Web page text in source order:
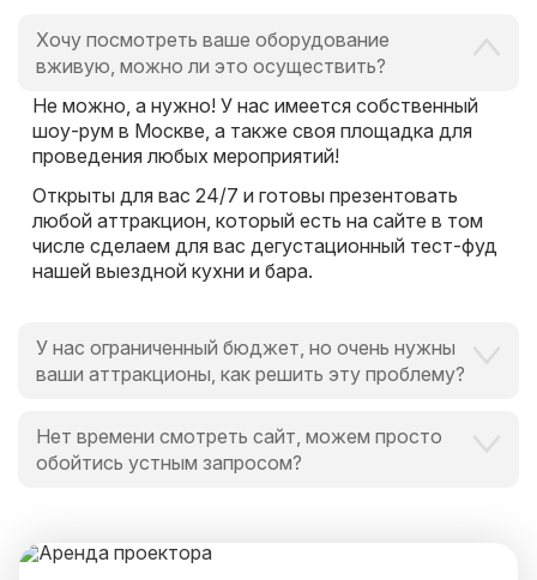
Хочу посмотреть ваше оборудование
вживую, можно ли это осуществить?
Не можно, а нужно! У нас имеется собственный
шоу-рум в Москве, а также своя площадка для
проведения любых мероприятий!
Открыты для вас 24/7 и готовы презентовать
любой аттракцион, который есть на сайте в том
числе сделаем для вас дегустационный тест-фуд
нашей выездной кухни и бара.
У нас ограниченный бюджет, но очень нужны
ваши аттракционы, как решить эту проблему?
поскольку мы всегда идем навстречу и готовы
выручить в любой ситуации, поскольку
Нет времени смотреть сайт, можем просто
обойтись устным запросом?
И специально для Вас мы закрепим персонального
менеджера, который оперативно ответит на